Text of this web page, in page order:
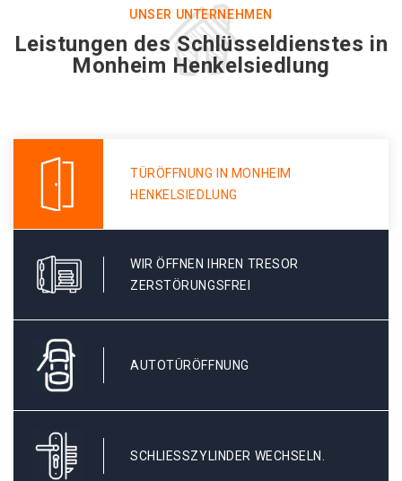
UNSER UNTERNEHMEN
Leistungen des Schlüsseldienstes in
Monheim Henkelsiedlung
TÜRÖFFNUNG IN MONHEIM
HENKELSIEDLUNG
WIR ÖFFNEN IHREN TRESOR
ZERSTÖRUNGSFREI
AUTOTÜRÖFFNUNG
SCHLIESSZYLINDER WECHSELN.